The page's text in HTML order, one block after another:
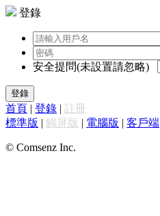
登錄
安全提問(未設置請忽略)
登錄
首頁 | 登錄 | 註冊
標準版 | 觸屏版 | 電腦版 | 客戶端
© Comsenz Inc.